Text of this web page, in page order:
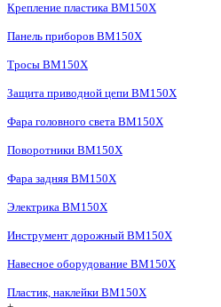
Крепление пластика BM150X
Панель приборов BM150X
Тросы BM150X
Защита приводной цепи BM150X
Фара головного света BM150X
Поворотники BM150X
Фара задняя BM150X
Электрика BM150X
Инструмент дорожный BM150X
Навесное оборудование BM150X
Пластик, наклейки BM150X